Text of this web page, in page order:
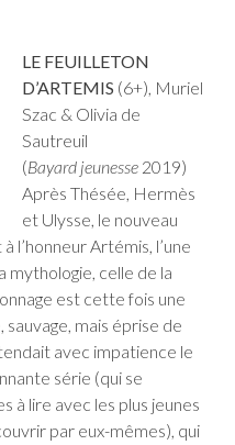
LE FEUILLETON
D’ARTEMIS (6+), Muriel
Szac & Olivia de
Sautreuil
(Bayard jeunesse 2019)
Après Thésée, Hermès
et Ulysse, le nouveau
l’honneur Artémis, l’une
mythologie, celle de la
est cette fois une
mais éprise de
avec impatience le
série (qui se
à lire avec les plus jeunes
par eux-mêmes), qui